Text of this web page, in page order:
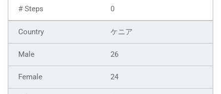
0
ケニア
26
24